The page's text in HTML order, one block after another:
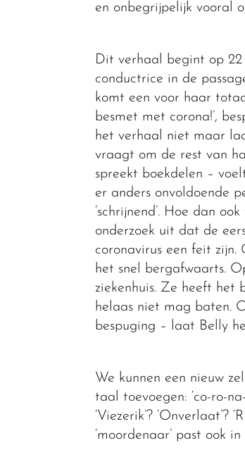
en onbegrijpelijk vooral
Dit verhaal begint op
conductrice in de
komt een voor haar
besmet met corona!’,
het verhaal niet maar
vraagt om de rest van
spreekt boekdelen –
er anders onvoldoende
‘schrijnend’. Hoe dan
onderzoek uit dat de
coronavirus een feit
het snel bergafwaarts.
ziekenhuis. Ze heeft het
helaas niet mag baten.
bespuging – laat Belly
We kunnen een nieuw
taal toevoegen: ‘co-ro-
‘Viezerik’? ‘Onverlaat’?
‘moordenaar’ past ook